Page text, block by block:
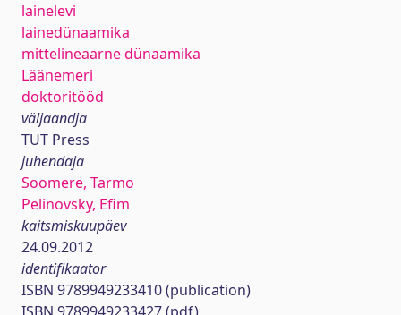
lainelevi
lainedünaamika
mittelineaarne dünaamika
Läänemeri
doktoritööd
väljaandja
TUT Press
juhendaja
Soomere, Tarmo
Pelinovsky, Efim
kaitsmiskuupäev
24.09.2012
identifikaator
ISBN 9789949233410 (publication)